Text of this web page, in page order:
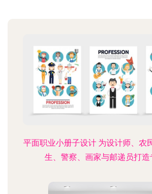
平面职业小册子设计 为设计师、农
生、警察、画家与邮递员打造